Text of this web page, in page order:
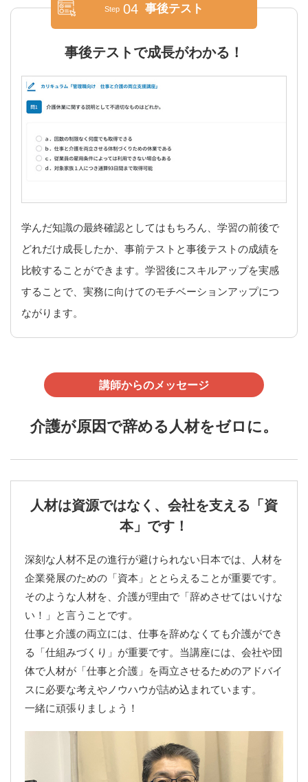
Step 04 事後テスト
事後テストで成長がわかる！
学んだ知識の最終確認としてはもちろん、学習の前後で
どれだけ成長したか、事前テストと事後テストの成績を
比較することができます。学習後にスキルアップを実感
することで、実務に向けてのモチベーションアップにつ
ながります。
講師からのメッセージ
介護が原因で辞める人材をゼロに。
人材は資源ではなく、会社を支える「資
本」です！
深刻な人材不足の進行が避けられない日本では、人材を
企業発展のための「資本」ととらえることが重要です。
そのような人材を、介護が理由で「辞めさせてはいけな
い！」と言うことです。
仕事と介護の両立には、仕事を辞めなくても介護ができ
る「仕組みづくり」が重要です。当講座には、会社や団
体で人材が「仕事と介護」を両立させるためのアドバイ
スに必要な考えやノウハウが詰め込まれています。
一緒に頑張りましょう！